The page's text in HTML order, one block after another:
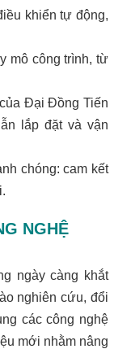
khiển tự động,
mô công trình, từ
Đại Đồng Tiến
lắp đặt và vận
chóng: cam kết
NGHỆ
ngày càng khắt
nghiên cứu, đổi
các công nghệ
mới nhằm nâng